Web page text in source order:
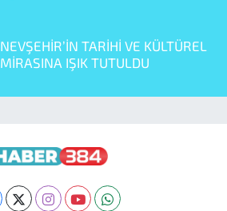
NEVŞEHİR’İN TARİHİ VE KÜLTÜREL
MİRASINA IŞIK TUTULDU